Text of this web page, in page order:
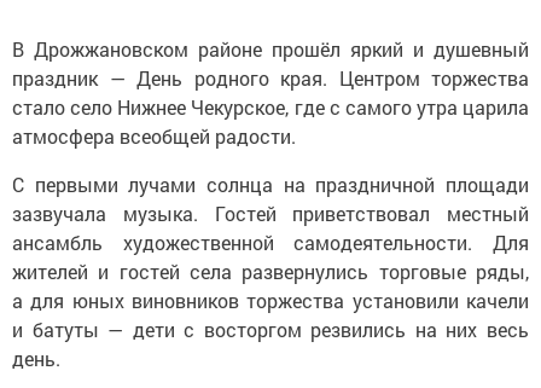
В Дрожжановском районе прошёл яркий и душевный
праздник — День родного края. Центром торжества
стало село Нижнее Чекурское, где с самого утра царила
атмосфера всеобщей радости.
С первыми лучами солнца на праздничной площади
зазвучала музыка. Гостей приветствовал местный
ансамбль художественной самодеятельности. Для
жителей и гостей села развернулись торговые ряды,
а для юных виновников торжества установили качели
и батуты — дети с восторгом резвились на них весь
день.